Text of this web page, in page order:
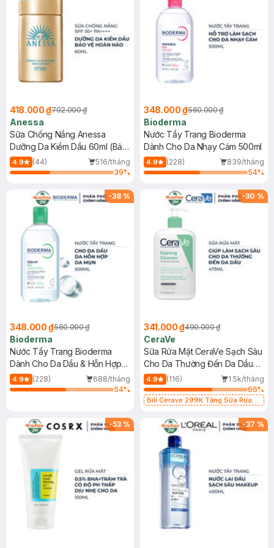
418.000 ₫702.000 ₫
Anessa
Sữa Chống Nắng Anessa
Dưỡng Da Kiềm Dầu 60ml (Bản
Mới)
4.9 (44)
516/tháng
39%
348.000 ₫560.000 ₫
Bioderma
Nước Tẩy Trang Bioderma
Dành Cho Da Nhạy Cảm 500ml
4.9 (228)
839/tháng
54%
-38 %
348.000 ₫560.000 ₫
Bioderma
Nước Tẩy Trang Bioderma
Dành Cho Da Dầu & Hỗn Hợp
500ml
4.9 (228)
688/tháng
54%
-30 %
341.000 ₫490.000 ₫
CeraVe
Sữa Rửa Mặt CeraVe Sạch Sâu
Cho Da Thường Đến Da Dầu
473ml
4.9 (116)
1.5k/tháng
66%
Bill Cerave 299K Tặng Sữa Rửa
-53 % -37 %